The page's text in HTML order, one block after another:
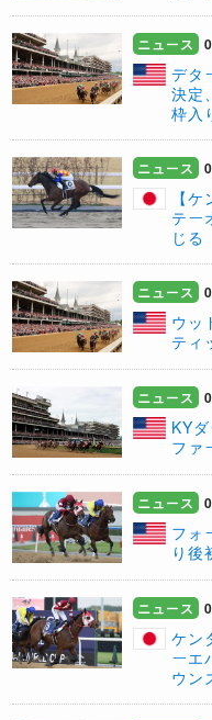
ニュース
デタ
決定
枠入
ニュース
【
テー
じる
ニュース
ウッ
ティ
ニュース
KY
ファ
ニュース
フォ
り後
ニュース
ケン
ーエ
ウン